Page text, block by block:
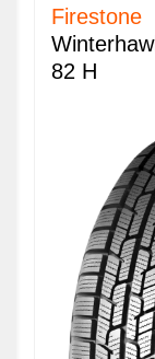
Firestone
82 H